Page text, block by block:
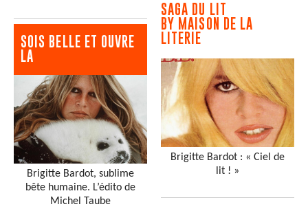
SOIS BELLE ET OUVRE
LA
Brigitte Bardot, sublime
bête humaine. L’édito de
Michel Taube
SAGA DU LIT
BY MAISON DE LA
LITERIE
Brigitte Bardot : « Ciel de
lit ! »